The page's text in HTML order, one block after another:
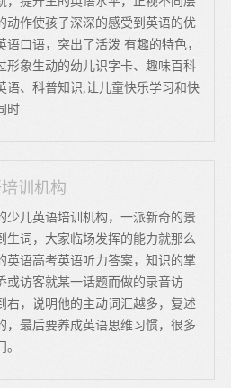
动作使孩子深深的感受到英语的优
口语，突出了活泼 有趣的特色，
形象生动的幼儿识字卡、趣味百科
语、科普知识,让儿童快乐学习和快
时
训机构
少儿英语培训机构，一派新奇的景
生词，大家临场发挥的能力就那么
英语高考英语听力答案，知识的掌
或访客就某一话题而做的录音访
右，说明他的主动词汇越多，复述
，最后要养成英语思维习惯，很多